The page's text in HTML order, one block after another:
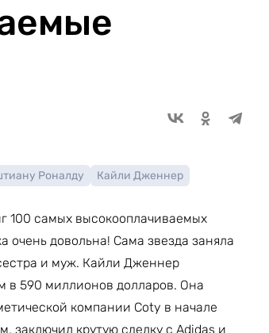
Роналду
Кайли Дженнер
100 самых высокооплачиваемых
довольна! Сама звезда заняла
и муж. Кайли Дженнер
в 590 миллионов долларов. Она
компании Coty в начале
заключил крутую сделку с Adidas и